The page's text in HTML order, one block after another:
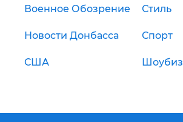
Военное Обозрение Стиль
Новости Донбасса Спорт
США Шоубиз